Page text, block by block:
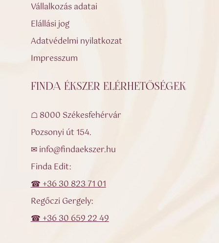
Vállalkozás adatai
Elállási jog
Adatvédelmi nyilatkozat
Impresszum
FINDA ÉKSZER ELÉRHETŐSÉGEK
☖ 8000 Székesfehérvár
Pozsonyi út 154.
✉ info@findaekszer.hu
Finda Edit:
☎ +36 30 823 71 01
Regőczi Gergely:
☎ +36 30 659 22 49